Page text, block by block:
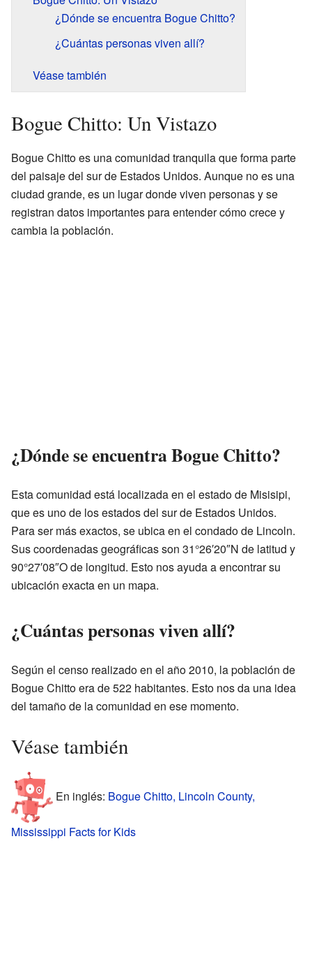
¿Dónde se encuentra Bogue Chitto?
¿Cuántas personas viven allí?
Véase también
Bogue Chitto: Un Vistazo
Bogue Chitto es una comunidad tranquila que forma parte
del paisaje del sur de Estados Unidos. Aunque no es una
ciudad grande, es un lugar donde viven personas y se
registran datos importantes para entender cómo crece y
cambia la población.
¿Dónde se encuentra Bogue Chitto?
Esta comunidad está localizada en el estado de Misisipi,
que es uno de los estados del sur de Estados Unidos.
Para ser más exactos, se ubica en el condado de Lincoln.
Sus coordenadas geográficas son 31°26′20″N de latitud y
90°27′08″O de longitud. Esto nos ayuda a encontrar su
ubicación exacta en un mapa.
¿Cuántas personas viven allí?
Según el censo realizado en el año 2010, la población de
Bogue Chitto era de 522 habitantes. Esto nos da una idea
del tamaño de la comunidad en ese momento.
Véase también
En inglés: Bogue Chitto, Lincoln County,
Mississippi Facts for Kids